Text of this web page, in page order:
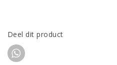
Deel dit product